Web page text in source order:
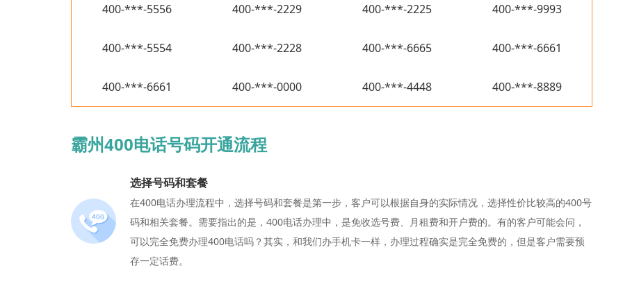
400-***-5556 400-***-2229 400-***-2225 400-***-9993
400-***-5554 400-***-2228 400-***-6665 400-***-6661
400-***-6661 400-***-0000 400-***-4448 400-***-8889
霸州400电话号码开通流程
选择号码和套餐
在400电话办理流程中，选择号码和套餐是第一步，客户可以根据自身的实际情况，选择性价比较高的400号
码和相关套餐。需要指出的是，400电话办理中，是免收选号费、月租费和开户费的。有的客户可能会问，
可以完全免费办理400电话吗？其实，和我们办手机卡一样，办理过程确实是完全免费的，但是客户需要预
存一定话费。